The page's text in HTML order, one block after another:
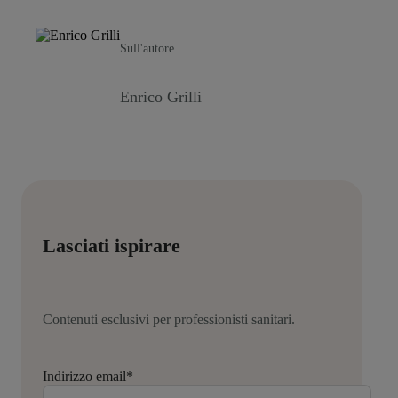
Sull'autore
Enrico Grilli
Lasciati ispirare
Contenuti esclusivi per professionisti sanitari.
Indirizzo email*